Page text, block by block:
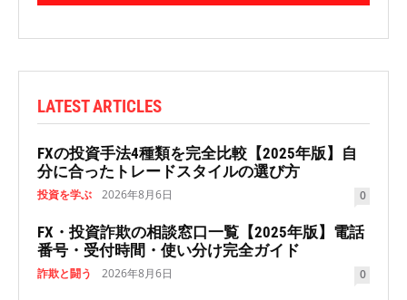
LATEST ARTICLES
FXの投資手法4種類を完全比較【2025年版】自
分に合ったトレードスタイルの選び方
投資を学ぶ 2026年8月6日 0
FX・投資詐欺の相談窓口一覧【2025年版】電話
番号・受付時間・使い分け完全ガイド
詐欺と闘う 2026年8月6日 0